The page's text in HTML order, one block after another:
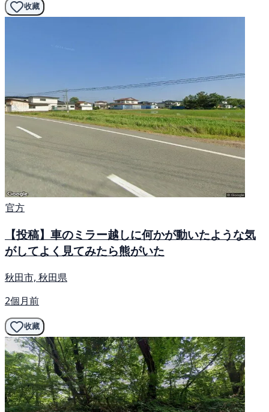
收藏
官方
【投稿】車のミラー越しに何かが動いたような気
がしてよく見てみたら熊がいた
秋田市, 秋田県
2個月前
收藏